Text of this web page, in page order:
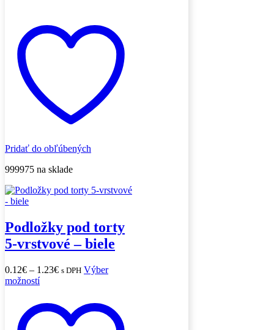
Pridať do obľúbených
999975 na sklade
Podložky pod torty
5-vrstvové – biele
0.12€ – 1.23€Price
through
1.23€
s DPH Výber
možnostíTento
má
viacero
variantov.